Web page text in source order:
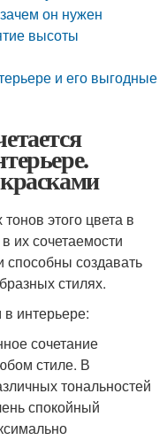
он нужен
высоты
и его выгодные
этого цвета в
их сочетаемости
создавать
стилях.
интерьере:
сочетание
стиле. В
тональностей
спокойный